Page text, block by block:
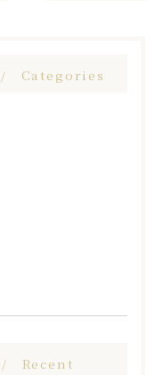
Categories
Recent